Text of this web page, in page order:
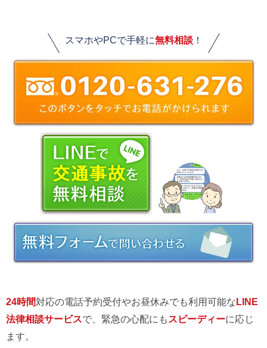
スマホやPCで手軽に無料相談！
24時間対応の電話予約受付やお昼休みでも利用可能なLINE
法律相談サービスで、緊急の心配にも スピーディーに応じ
ます。